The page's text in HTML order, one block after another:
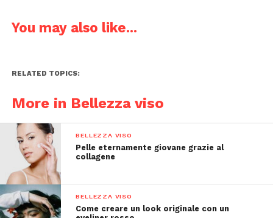
You may also like...
RELATED TOPICS:
More in Bellezza viso
BELLEZZA VISO
Pelle eternamente giovane grazie al
collagene
BELLEZZA VISO
Come creare un look originale con un